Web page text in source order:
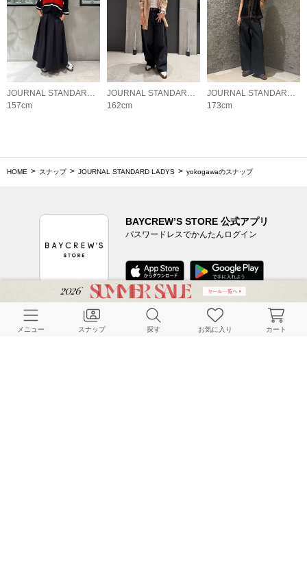
JOURNAL STANDARD LADYS
157cm
JOURNAL STANDARD LADYS
162cm
JOURNAL STANDARD LADYS
173cm
HOME スナップ JOURNAL STANDARD LADYS yokogawaのスナップ
BAYCREW’S STORE 公式アプリ
パスワードレスでかんたんログイン
CUSTOMER SERVICE
メニュー スナップ 探す お気に入り カート